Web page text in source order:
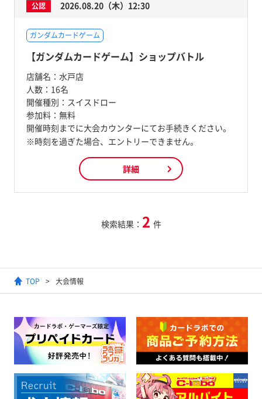
公認 2026.08.20（木）12:30
ガンダムカードゲーム
【ガンダムカードゲーム】ショップバトル
店舗名： 水戸店
人数： 16名
開催種別： スイスドロー
参加料： 無料
開催時刻までに大会カウンターにてお手続きください。
※時刻を過ぎた場合、エントリーできません。
詳細
検索結果： 2 件
TOP 大会情報